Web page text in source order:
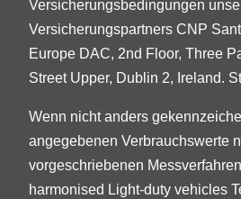
Versicherungsbedingungen
Versicherungspartners CNP
Europe DAC, 2nd Floor, Three
Street Upper, Dublin 2, Ireland.
Wenn nicht anders
angegebenen Verbrauchswerte
vorgeschriebenen
harmonised Light-duty vehicles